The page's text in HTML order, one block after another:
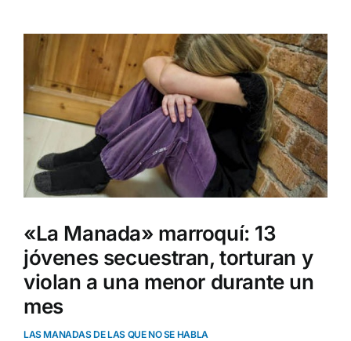
Ver
imagen
más
grande
«La Manada» marroquí: 13
jóvenes secuestran, torturan y
violan a una menor durante un
mes
LAS MANADAS DE LAS QUE NO SE HABLA